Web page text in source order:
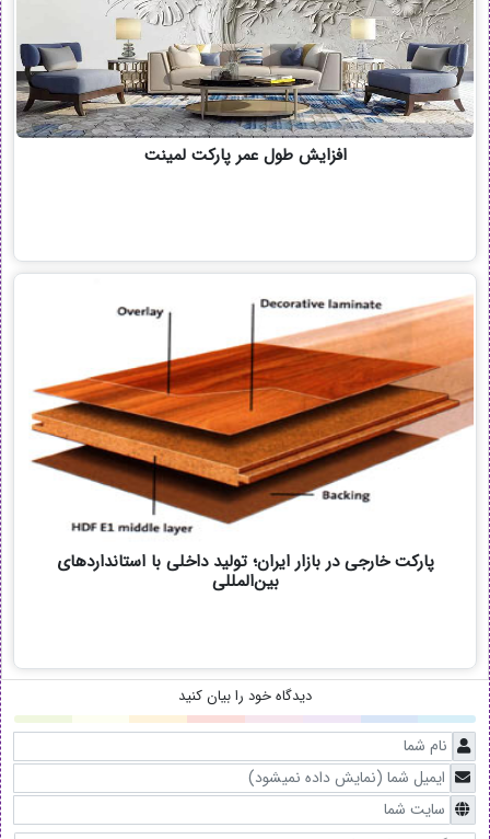
افزایش طول عمر پارکت لمینت
پارکت خارجی در بازار ایران؛ تولید داخلی با استانداردهای
بین‌المللی
دیدگاه خود را بیان کنید